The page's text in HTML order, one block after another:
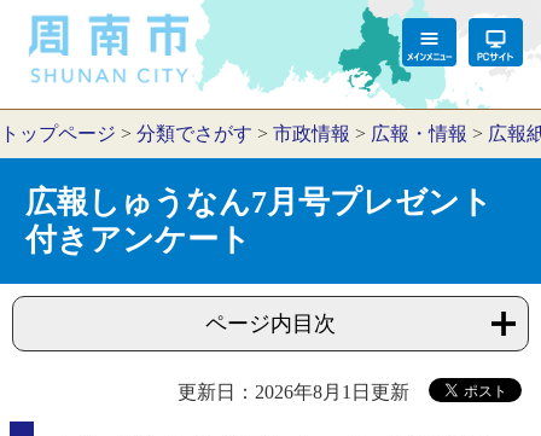
トップページ > 分類でさがす > 市政情報 > 広報・情報 > 広報
広報しゅうなん7月号プレゼント
付きアンケート
ページ内目次
更新日：2026年8月1日更新